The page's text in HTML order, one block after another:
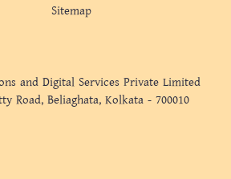
Sitemap
and Digital Services Private Limited
Road, Beliaghata, Kolkata - 700010